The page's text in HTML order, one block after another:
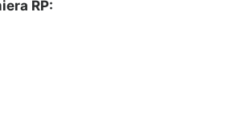
RP: